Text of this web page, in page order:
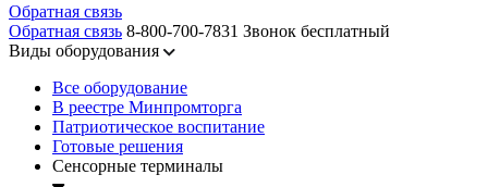
Обратная связь
Обратная связь 8-800-700-7831 Звонок бесплатный
Виды оборудования
Все оборудование
В реестре Минпромторга
Патриотическое воспитание
Готовые решения
Сенсорные терминалы